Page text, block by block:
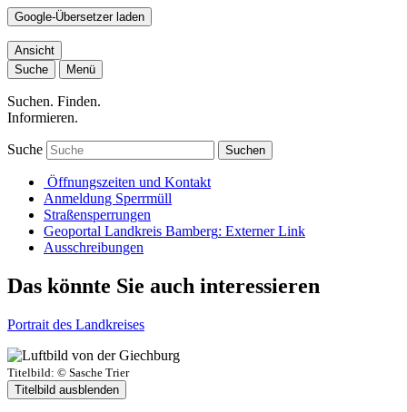
Google-Übersetzer laden
Ansicht
Suche
Menü
Suchen. Finden.
Informieren.
Suche Suchen
Öffnungszeiten und Kontakt
Anmeldung Sperrmüll
Straßensperrungen
Geoportal Landkreis Bamberg: Externer Link
Ausschreibungen
Das könnte Sie auch interessieren
Portrait des Landkreises
Titelbild: © Sasche Trier
Titelbild ausblenden